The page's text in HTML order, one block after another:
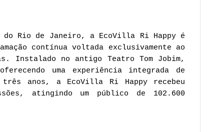
do Rio de Janeiro, a EcoVilla Ri Happy é
contínua voltada exclusivamente ao
Instalado no antigo Teatro Tom Jobim,
uma experiência integrada de
anos, a EcoVilla Ri Happy recebeu
atingindo um público de 102.600